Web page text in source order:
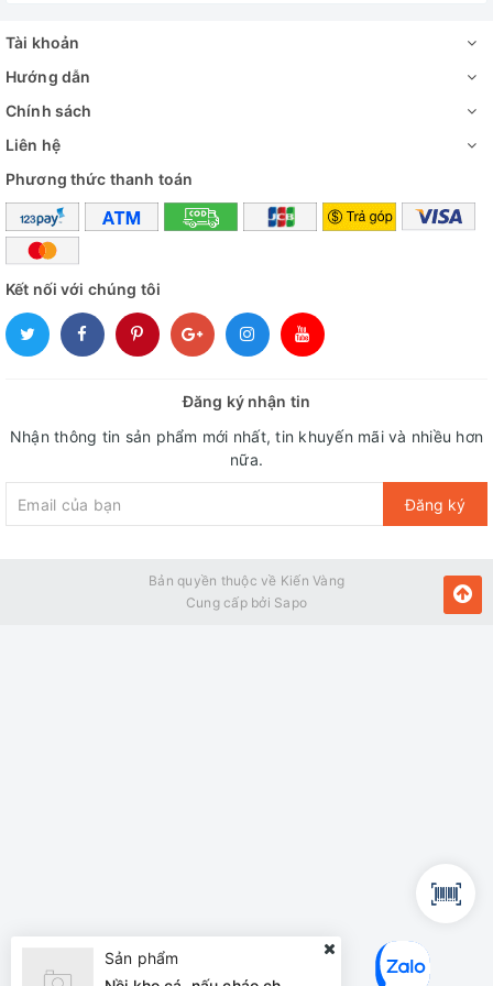
Cách lắp đặt Quạt đảo trần Thái Lan Hatari HT-C16R1 có
Thiết kế kiểu dáng quạt hiện đại, màu sắc phù hợp với mọi
không gian.Quạt đảo trần HatariHT- C16R1 cũng phù hợp
khi lắp đặt tại phòng khách hay phòng bếp tại gia đình bạn.
>> Xem thêm Top 5+ quạt điện giá rẻ tốt nhất năm 2021
C16R1
Tài khoản
Hướng dẫn
Chính sách
Liên hệ
Phương thức thanh toán
Kết nối với chúng tôi
Đăng ký nhận tin
Nhận thông tin sản phẩm mới nhất, tin khuyến mãi và nhiều hơn
nữa.
Đăng ký
Bản quyền thuộc về Kiến Vàng
Cung cấp bởi Sapo
Sản phẩm